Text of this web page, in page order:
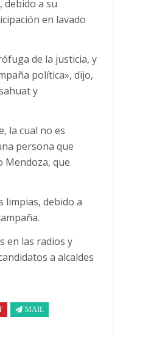
debido a su
en lavado
de la justicia, y
política», dijo,
y
la cual no es
persona que
Mendoza, que
limpias, debido a
en las radios y
a alcaldes
MAIL